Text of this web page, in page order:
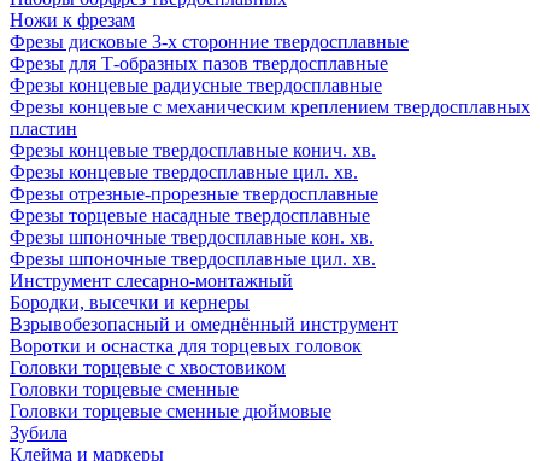
Ножи к фрезам
Фрезы дисковые 3-х сторонние твердосплавные
Фрезы для Т-образных пазов твердосплавные
Фрезы концевые радиусные твердосплавные
Фрезы концевые с механическим креплением твердосплавных
пластин
Фрезы концевые твердосплавные конич. хв.
Фрезы концевые твердосплавные цил. хв.
Фрезы отрезные-прорезные твердосплавные
Фрезы торцевые насадные твердосплавные
Фрезы шпоночные твердосплавные кон. хв.
Фрезы шпоночные твердосплавные цил. хв.
Инструмент слесарно-монтажный
Бородки, высечки и кернеры
Взрывобезопасный и омеднённый инструмент
Воротки и оснаcтка для торцевых головок
Головки торцевые с хвостовиком
Головки торцевые сменные
Головки торцевые сменные дюймовые
Зубила
Клейма и маркеры